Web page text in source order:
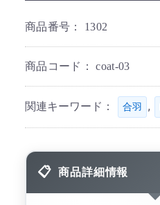
商品番号： 1302
商品コード：coat-03
関連キーワード： 合羽 ,
商品詳細情報